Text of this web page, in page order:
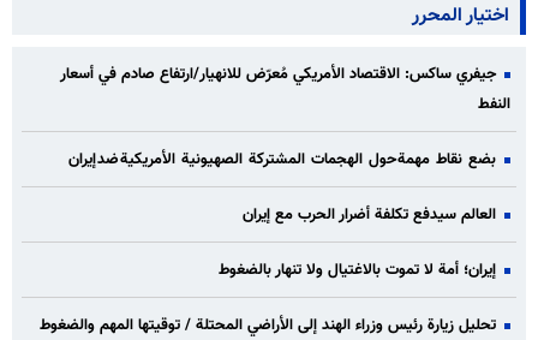
اختيار المحرر
جيفري ساكس: الاقتصاد الأمريكي مُعرّض للانهيار/ارتفاع صادم في أسعار
النفط
بضع نقاط مهمة حول الهجمات المشتركة الصهيونية الأمريكية ضد إيران
العالم سيدفع تكلفة أضرار الحرب مع إيران
إيران؛ أمة لا تموت بالاغتيال ولا تنهار بالضغوط
تحليل زيارة رئيس وزراء الهند إلى الأراضي المحتلة / توقيتها المهم والضغوط